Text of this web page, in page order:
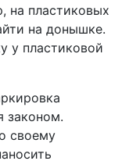
на пластиковых
на донышке.
у пластиковой
законом.
своему